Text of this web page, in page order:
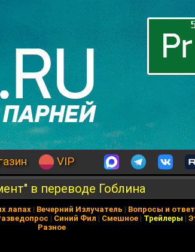
VIP
в переводе Гоблина
лапах | Вечерний Излучатель | Вопросы и
| Синий Фил | Смешное | Трейлеры |
Разное